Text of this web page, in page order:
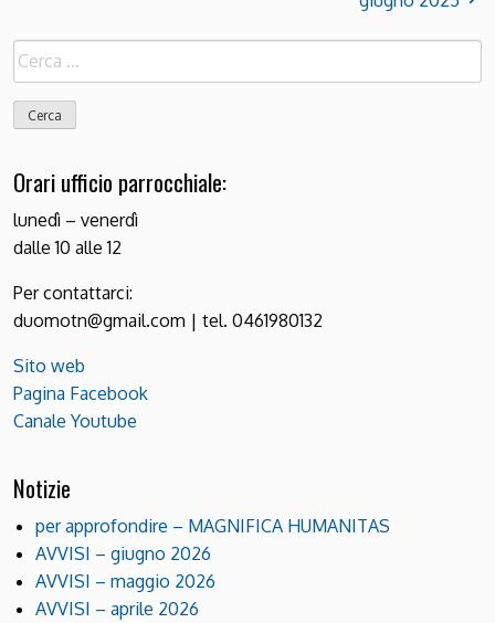
Ricerca
per:
Orari ufficio parrocchiale:
lunedì – venerdì
dalle 10 alle 12
Per contattarci:
duomotn@gmail.com | tel. 0461980132
Sito web
Pagina Facebook
Canale Youtube
Notizie
per approfondire – MAGNIFICA HUMANITAS
AVVISI – giugno 2026
AVVISI – maggio 2026
AVVISI – aprile 2026